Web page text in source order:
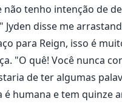
tenho intenção de
disse me
para Reign, isso é
"O quê! Você nunca
de ter algumas
humana e tem quinze